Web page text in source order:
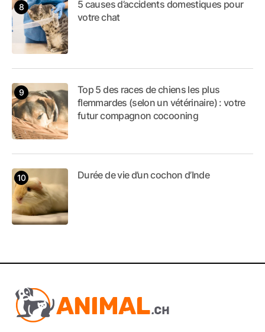
5 causes d’accidents domestiques pour
votre chat
Top 5 des races de chiens les plus
flemmardes (selon un vétérinaire) : votre
futur compagnon cocooning
Durée de vie d’un cochon d’Inde